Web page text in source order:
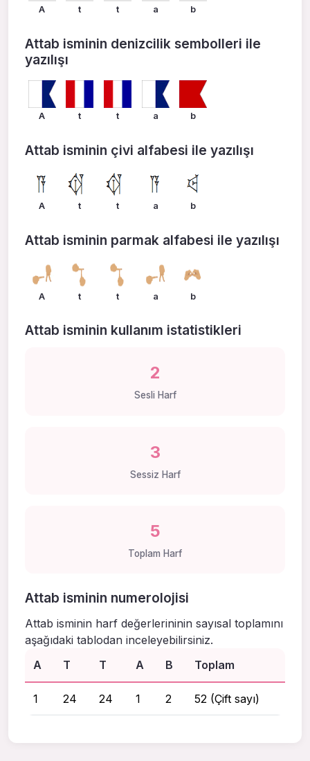
A t t a b
Attab isminin denizcilik sembolleri ile
yazılışı
A t t a b
Attab isminin çivi alfabesi ile yazılışı
A t t a b
Attab isminin parmak alfabesi ile yazılışı
A t t a b
Attab isminin kullanım istatistikleri
2
Sesli Harf
3
Sessiz Harf
5
Toplam Harf
Attab isminin numerolojisi
Attab isminin harf değerlerininin sayısal toplamını
aşağıdaki tablodan inceleyebilirsiniz.
A
T T A B Toplam
1 24 24 1 2 52 (Çift sayı)